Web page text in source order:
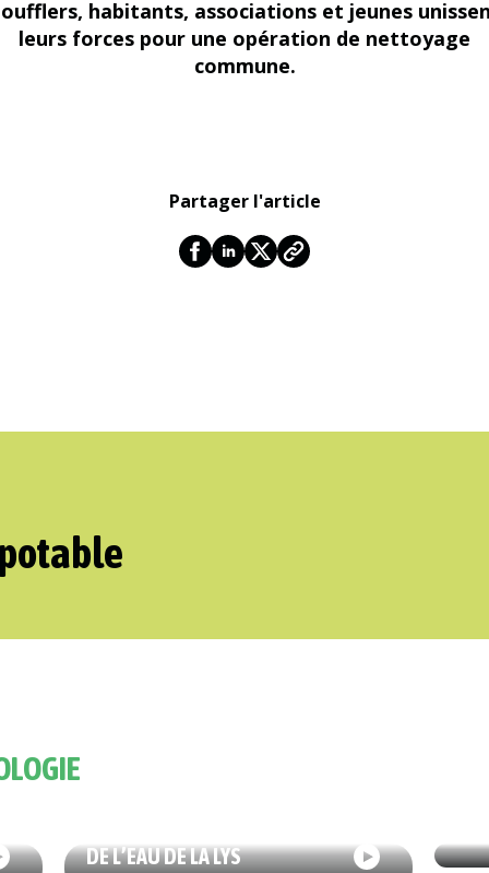
habitants, associations et jeunes
leurs forces pour une opération de nettoyage
commune.
Partager l'article
DE L’EAU DE LA LYS